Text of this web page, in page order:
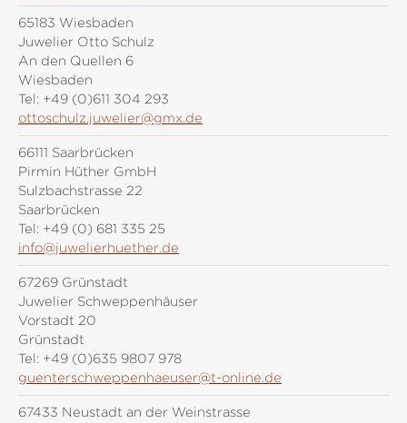
65183 Wiesbaden
Juwelier Otto Schulz
An den Quellen 6
Wiesbaden
Tel: +49 (0)611 304 293
ottoschulz.juwelier@gmx.de
66111 Saarbrücken
Pirmin Hüther GmbH
Sulzbachstrasse 22
Saarbrücken
Tel: +49 (0) 681 335 25
info@juwelierhuether.de
67269 Grünstadt
Juwelier Schweppenhäuser
Vorstadt 20
Grünstadt
Tel: +49 (0)635 9807 978
guenterschweppenhaeuser@t-online.de
67433 Neustadt an der Weinstrasse